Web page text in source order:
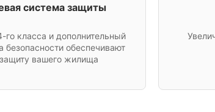
система защиты
го класса и дополнительный
безопасности обеспечивают
вашего жилища